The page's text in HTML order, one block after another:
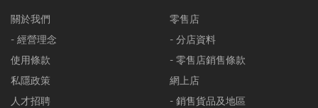
關於我們
- 經營理念
使用條款
私隱政策
人才招聘
零售店
- 分店資料
- 零售店銷售條款
網上店
- 銷售貨品及地區